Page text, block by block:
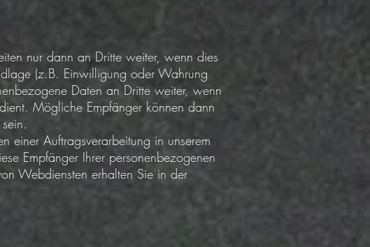
nur dann an Dritte weiter, wenn dies
(z.B. Einwilligung oder Wahrung
Daten an Dritte weiter, wenn
Mögliche Empfänger können dann
einer Auftragsverarbeitung in unserem
Empfänger Ihrer personenbezogenen
Webdiensten erhalten Sie in der